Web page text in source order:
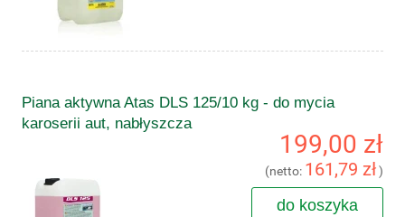
Piana aktywna Atas DLS 125/10 kg - do mycia
karoserii aut, nabłyszcza
199,00 zł
(netto: 161,79 zł)
do koszyka